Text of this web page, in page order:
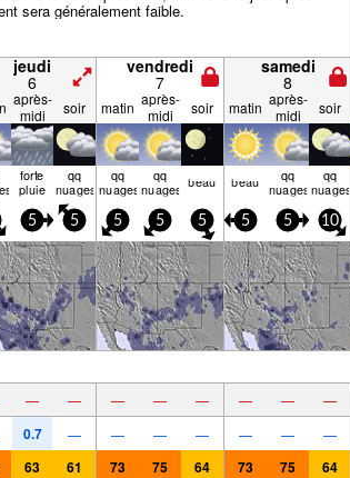
sera généralement faible.
jeudi
6
vendredi
7
samedi
8
après-
midi
soir matin après-
midi
soir matin après-
midi
soir
forte
pluie
qq
nuages
qq
nuages
qq
nuages beau beau qq
nuages
qq
nuages
5 5 5 5 5 5 5 10
— — — — — — — —
0.7 — — — — — — —
63 61 73 75 64 73 75 64